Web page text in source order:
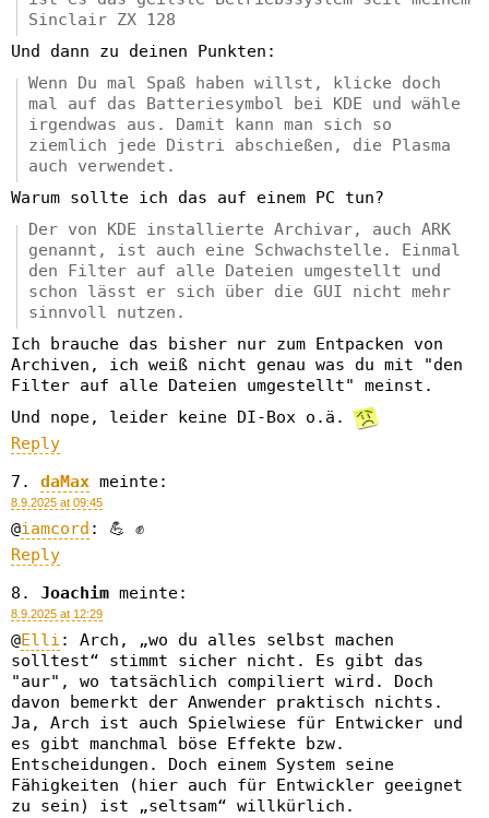
Sinclair ZX 128
Und dann zu deinen Punkten:
Wenn Du mal Spaß haben willst, klicke doch
mal auf das Batteriesymbol bei KDE und wähle
irgendwas aus. Damit kann man sich so
ziemlich jede Distri abschießen, die Plasma
auch verwendet.
Warum sollte ich das auf einem PC tun?
Der von KDE installierte Archivar, auch ARK
genannt, ist auch eine Schwachstelle. Einmal
den Filter auf alle Dateien umgestellt und
schon lässt er sich über die GUI nicht mehr
sinnvoll nutzen.
Ich brauche das bisher nur zum Entpacken von
Archiven, ich weiß nicht genau was du mit "den
Filter auf alle Dateien umgestellt" meinst.
Und nope, leider keine DI-Box o.ä.
Reply
daMax meinte:
8.9.2025 at 09:45
@iamcord : 💪 ✊
Reply
Joachim meinte:
8.9.2025 at 12:29
@Elli : Arch, „wo du alles selbst machen
solltest“ stimmt sicher nicht. Es gibt das
"aur", wo tatsächlich compiliert wird. Doch
davon bemerkt der Anwender praktisch nichts.
Ja, Arch ist auch Spielwiese für Entwicker und
es gibt manchmal böse Effekte bzw.
Entscheidungen. Doch einem System seine
Fähigkeiten (hier auch für Entwickler geeignet
zu sein) ist „seltsam“ willkürlich.